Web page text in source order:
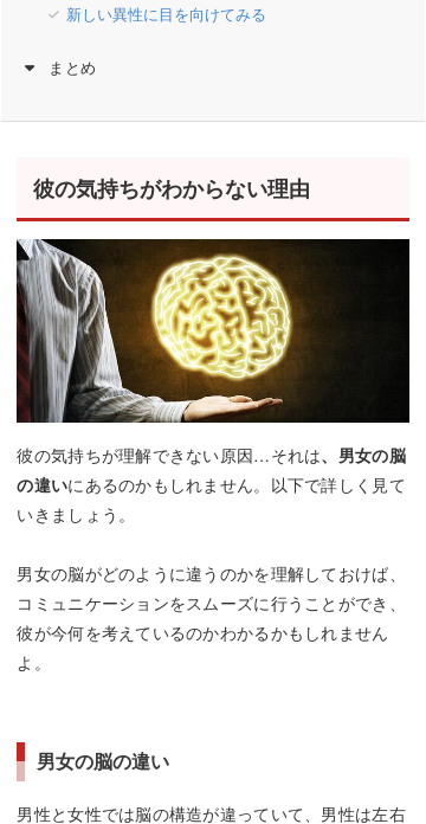
新しい異性に目を向けてみる
まとめ
彼の気持ちがわからない理由
彼の気持ちが理解できない原因…それは、男女の脳
の違いにあるのかもしれません。以下で詳しく見て
いきましょう。
男女の脳がどのように違うのかを理解しておけば、
コミュニケーションをスムーズに行うことができ、
彼が今何を考えているのかわかるかもしれません
よ。
男女の脳の違い
男性と女性では脳の構造が違っていて、男性は左右